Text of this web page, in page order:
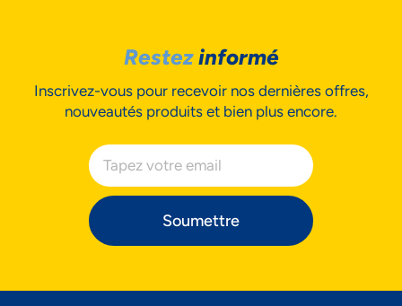
Restezinformé
Inscrivez-vous pour recevoir nos dernières offres,
nouveautés produits et bien plus encore.
Soumettre